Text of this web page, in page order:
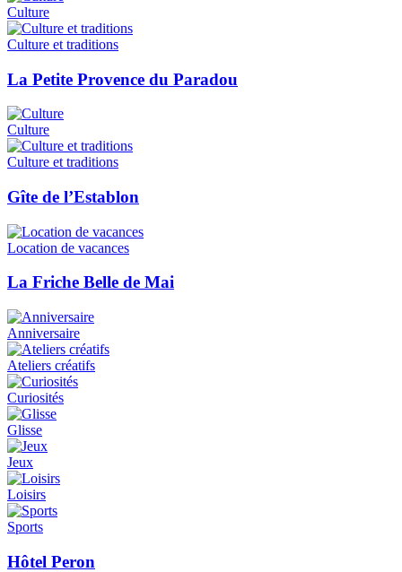
Culture
Culture et traditions
La Petite Provence du Paradou
Culture
Culture et traditions
Gîte de l’Establon
Location de vacances
La Friche Belle de Mai
Anniversaire
Ateliers créatifs
Curiosités
Glisse
Jeux
Loisirs
Sports
Hôtel Peron